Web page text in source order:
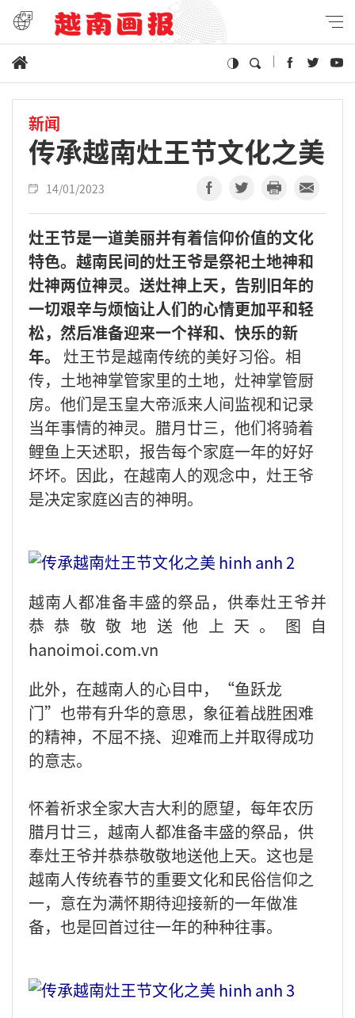
新闻
传承越南灶王节文化之美
14/01/2023
灶王节是一道美丽并有着信仰价值的文化
特色。越南民间的灶王爷是祭祀土地神和
灶神两位神灵。送灶神上天，告别旧年的
一切艰辛与烦恼让人们的心情更加平和轻
松，然后准备迎来一个祥和、快乐的新
年。
灶王节是越南传统的美好习俗。相
传，土地神掌管家里的土地，灶神掌管厨
房。他们是玉皇大帝派来人间监视和记录
当年事情的神灵。腊月廿三，他们将骑着
鲤鱼上天述职，报告每个家庭一年的好好
坏坏。因此，在越南人的观念中，灶王爷
是决定家庭凶吉的神明。
越南人都准备丰盛的祭品，供奉灶王爷并
恭恭敬敬地送他上天。图自
hanoimoi.com.vn
此外，在越南人的心目中，“鱼跃龙
门”也带有升华的意思，象征着战胜困难
的精神，不屈不挠、迎难而上并取得成功
的意志。
怀着祈求全家大吉大利的愿望，每年农历
腊月廿三，越南人都准备丰盛的祭品，供
奉灶王爷并恭恭敬敬地送他上天。这也是
越南人传统春节的重要文化和民俗信仰之
一，意在为满怀期待迎接新的一年做准
备，也是回首过往一年的种种往事。